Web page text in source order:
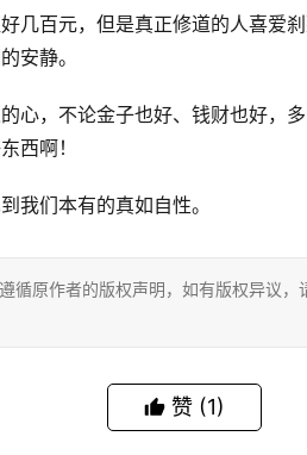
几百元，但是真正修道的人喜爱
安静。
心，不论金子也好、钱财也好，
西啊！
我们本有的真如自性。
循原作者的版权声明，如有版权异议
赞 (1)